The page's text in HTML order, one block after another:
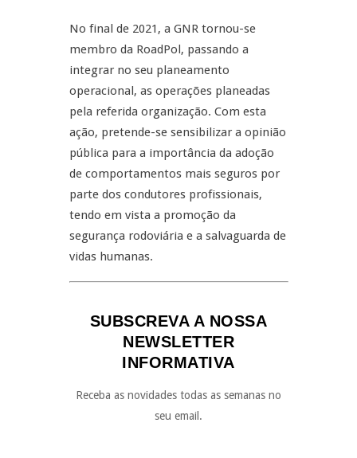
No final de 2021, a GNR tornou-se
membro da RoadPol, passando a
integrar no seu planeamento
operacional, as operações planeadas
pela referida organização. Com esta
ação, pretende-se sensibilizar a opinião
pública para a importância da adoção
de comportamentos mais seguros por
parte dos condutores profissionais,
tendo em vista a promoção da
segurança rodoviária e a salvaguarda de
vidas humanas.
SUBSCREVA A NOSSA
NEWSLETTER
INFORMATIVA
Receba as novidades todas as semanas no
seu email.